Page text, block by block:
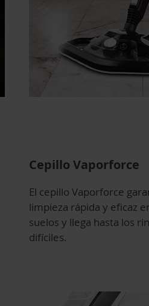
Cepillo Vaporforce
El cepillo Vaporforce
limpieza rápida y eficaz
suelos y llega hasta los
difíciles.